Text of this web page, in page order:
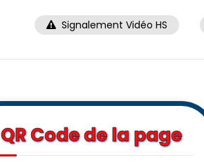
Signalement Vidéo HS
QR Code de la page